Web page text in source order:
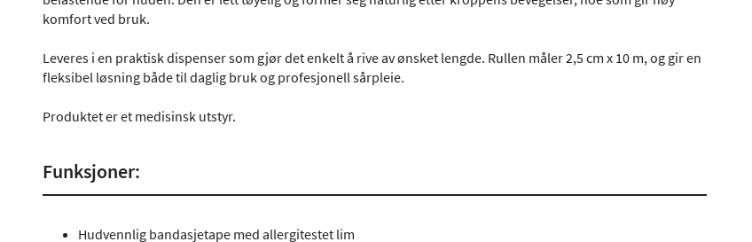
komfort ved bruk.
Leveres i en praktisk dispenser som gjør det enkelt å rive av ønsket lengde. Rullen måler 2,5 cm x 10 m, og gir en
fleksibel løsning både til daglig bruk og profesjonell sårpleie.
Produktet er et medisinsk utstyr.
Funksjoner:
Hudvennlig bandasjetape med allergitestet lim